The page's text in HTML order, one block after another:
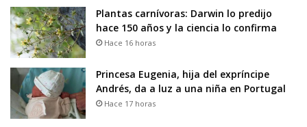
Plantas carnívoras: Darwin lo predijo
hace 150 años y la ciencia lo confirma
Hace 16 horas
Princesa Eugenia, hija del expríncipe
Andrés, da a luz a una niña en Portugal
Hace 17 horas